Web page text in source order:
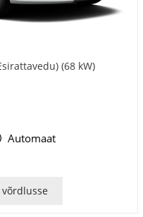
(68 kW)
Automaat
võrdlusse